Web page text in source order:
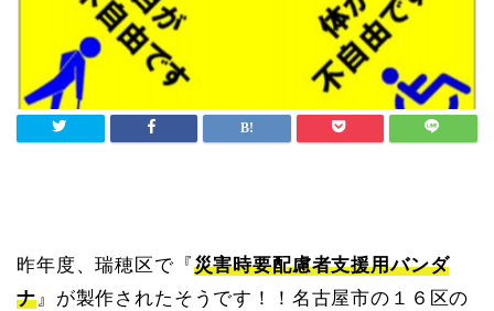
昨年度、瑞穂区で『災害時要配慮者支援用バンダ
ナ』が製作されたそうです！！名古屋市の１６区の